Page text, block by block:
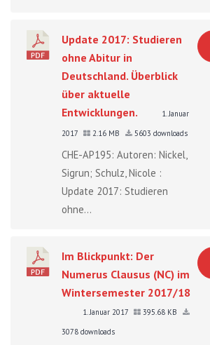
Update 2017: Studieren
ohne Abitur in
Deutschland. Überblick
über aktuelle
Entwicklungen.
1. Januar
2017
2.16 MB 5603 downloads
CHE-AP195: Autoren: Nickel,
Sigrun; Schulz, Nicole :
Update 2017: Studieren
ohne...
Im Blickpunkt: Der
Numerus Clausus (NC) im
Wintersemester 2017/18
1. Januar 2017
395.68 KB
3078 downloads